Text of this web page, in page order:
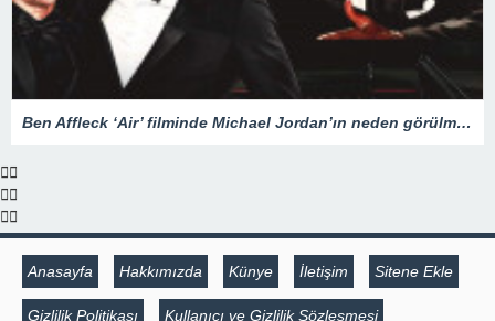
Ben Affleck ‘Air’ filminde Michael Jordan’ın neden görülmediğini açıkladı
Anasayfa Hakkımızda Künye İletişim Sitene Ekle
Gizlilik Politikası Kullanıcı ve Gizlilik Sözleşmesi